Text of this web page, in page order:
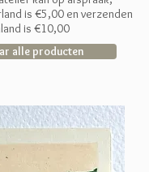
is €5,00 en verzenden
is €10,00
alle producten